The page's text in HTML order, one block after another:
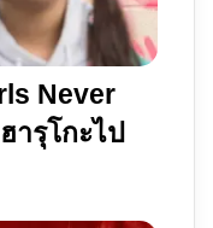
อ
Never
ารุโกะไป